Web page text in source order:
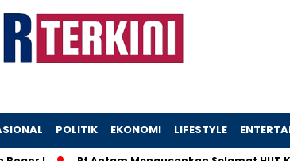
POLITIK EKONOMI LIFESTYLE